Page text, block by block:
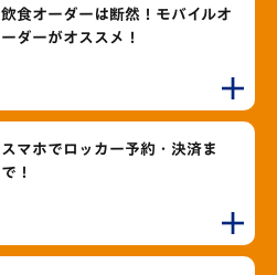
飲食オーダーは断然！モバイルオ
ーダーがオススメ！
スマホでロッカー予約・決済ま
で！